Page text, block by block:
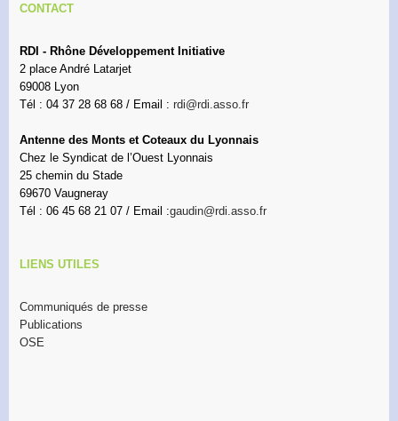
CONTACT
RDI - Rhône Développement Initiative
2 place André Latarjet
69008 Lyon
Tél : 04 37 28 68 68 / Email : rdi@rdi.asso.fr
Antenne des Monts et Coteaux du Lyonnais
Chez le Syndicat de l’Ouest Lyonnais
25 chemin du Stade
69670 Vaugneray
Tél : 06 45 68 21 07 / Email :gaudin@rdi.asso.fr
LIENS UTILES
Communiqués de presse
Publications
OSE